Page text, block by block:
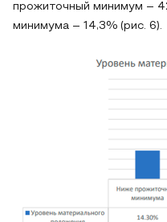
прожиточный минимум –
минимума – 14,3% (рис. 6).